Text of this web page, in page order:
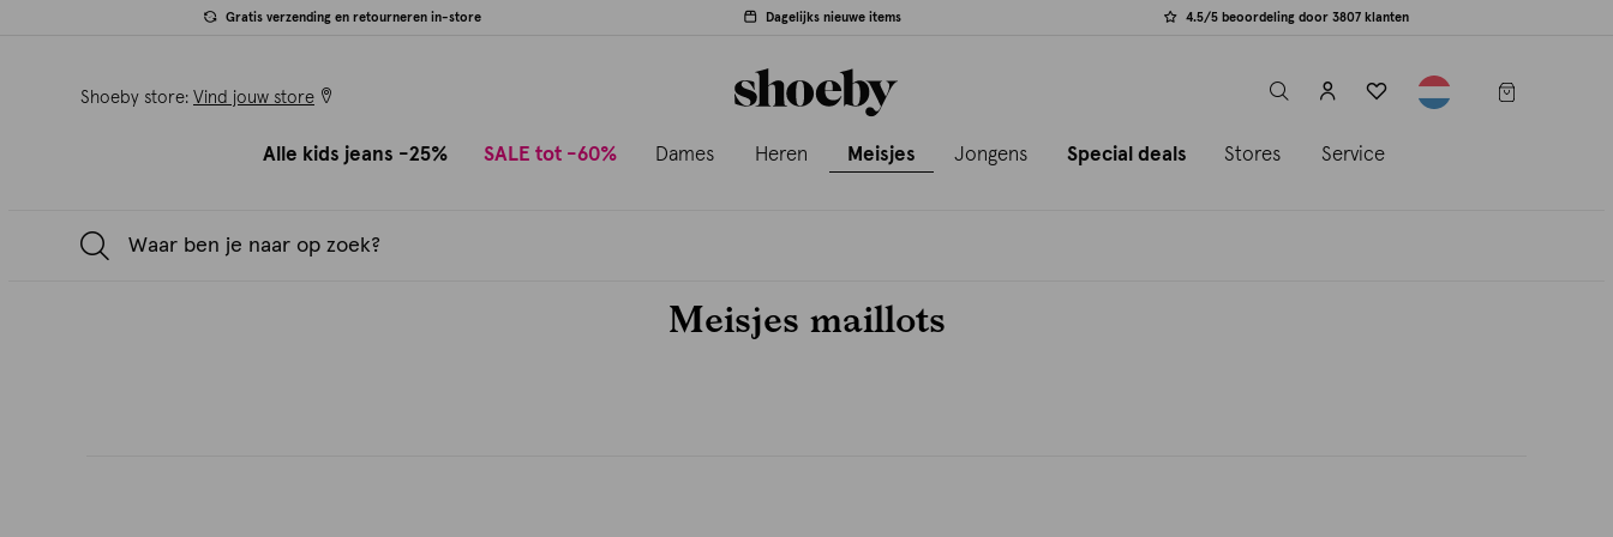
Gratis verzending en retourneren in-store Dagelijks nieuwe items 4.5/5 beoordeling door 3807 klanten
Shoeby store: Vind jouw store
label.header.toggle
Alle kids jeans -25% SALE tot -60% Dames Heren Meisjes Jongens Special deals Stores Service
Meisjes maillots